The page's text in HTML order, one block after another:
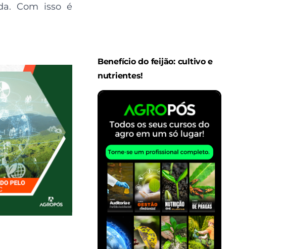
Com isso é
Benefício do feijão: cultivo e
nutrientes!